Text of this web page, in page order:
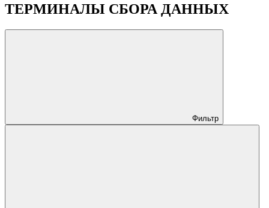
ТЕРМИНАЛЫ СБОРА ДАННЫХ
Фильтр